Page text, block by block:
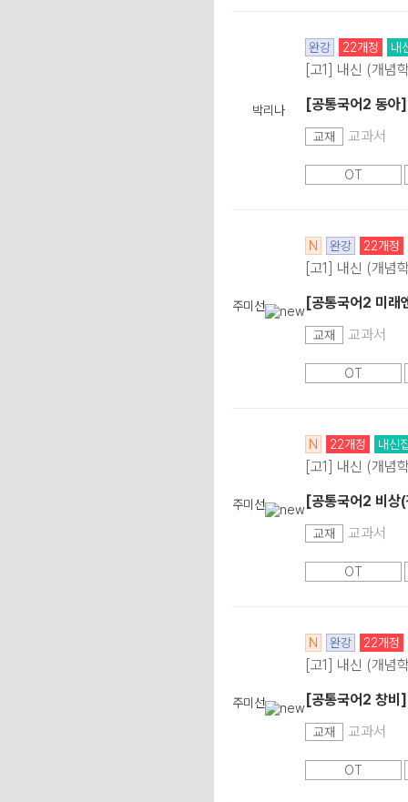
박리나
완강 22개정 내
[고1] 내신 (개념
[공통국어2 동아
교재 교과서
OT
주미선
N 완강 22개정
[고1] 내신 (개념
[공통국어2 미래
교재 교과서
OT
주미선
N 22개정 내신
[고1] 내신 (개념
[공통국어2 비상
교재 교과서
OT
주미선
N 완강 22개정
[고1] 내신 (개념
[공통국어2 창비
교재 교과서
OT